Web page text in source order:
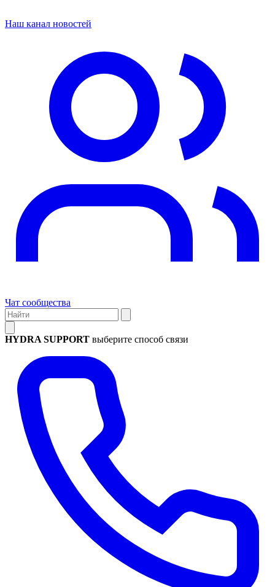
Наш канал новостей
Чат сообщества
HYDRA SUPPORT выберите способ связи